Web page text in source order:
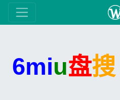
6miu盘搜